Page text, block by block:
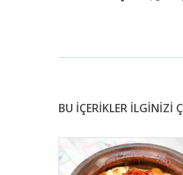
BU İÇERİKLER İLGİNİZİ